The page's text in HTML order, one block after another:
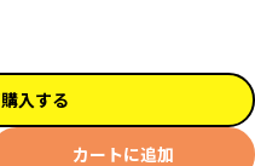
入する
カートに追加